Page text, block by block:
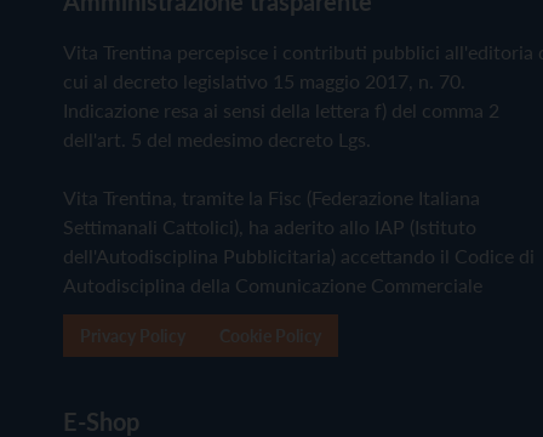
Vita Trentina percepisce i contributi pubblici all'editoria
cui al decreto legislativo 15 maggio 2017, n. 70.
Indicazione resa ai sensi della lettera f) del comma 2
dell'art. 5 del medesimo decreto Lgs.
Vita Trentina, tramite la Fisc (Federazione Italiana
Settimanali Cattolici), ha aderito allo IAP (Istituto
dell'Autodisciplina Pubblicitaria) accettando il Codice di
Autodisciplina della Comunicazione Commerciale
E-Shop